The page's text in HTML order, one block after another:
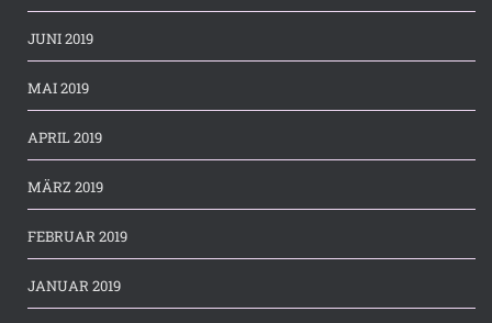
JUNI 2019
MAI 2019
APRIL 2019
MÄRZ 2019
FEBRUAR 2019
JANUAR 2019